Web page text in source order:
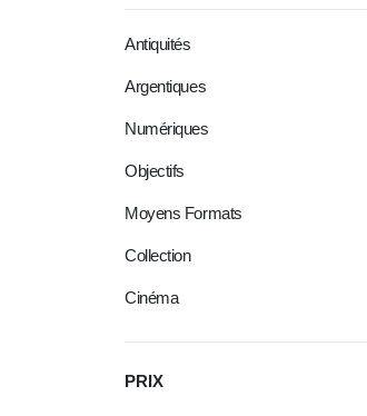
Antiquités
Argentiques
Numériques
Objectifs
Moyens Formats
Collection
Cinéma
PRIX